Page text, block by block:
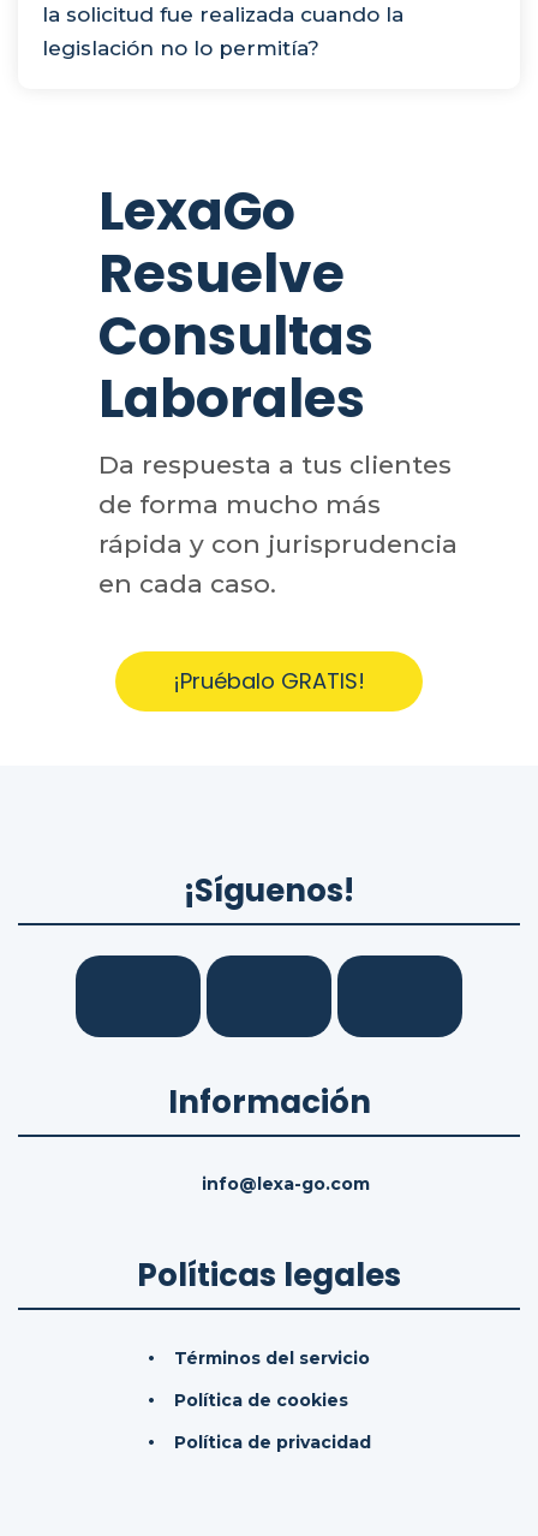
la solicitud fue realizada cuando la
legislación no lo permitía?
LexaGo
Resuelve
Consultas
Laborales
Da respuesta a tus clientes
de forma mucho más
rápida y con jurisprudencia
en cada caso.
¡Pruébalo GRATIS!
¡Síguenos!
Información
info@lexa-go.com
Políticas legales
Términos del servicio
Política de cookies
Política de privacidad